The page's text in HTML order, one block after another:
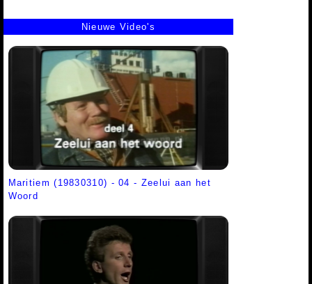
Nieuwe Video's
Maritiem (19830310) - 04 - Zeelui aan het
Woord